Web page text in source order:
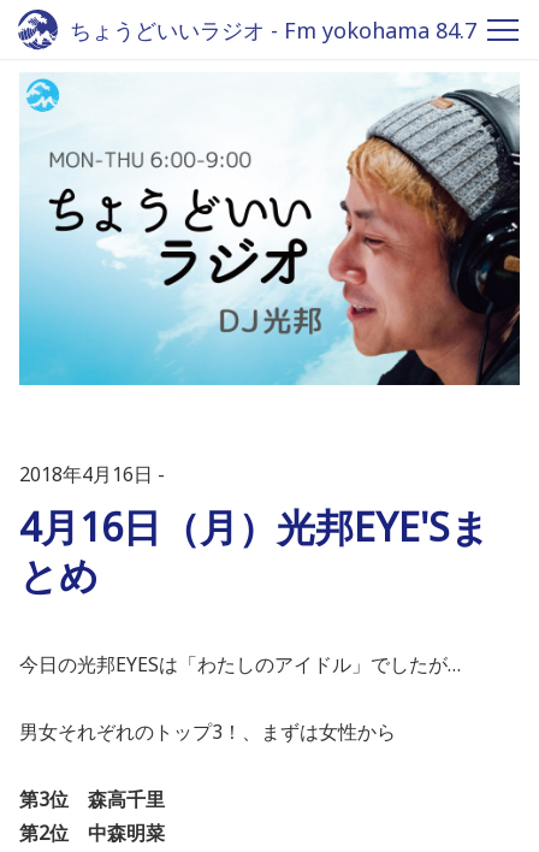
ちょうどいいラジオ - Fm yokohama 84.7
2018年4月16日
4月16日（月）光邦EYE'Sま
とめ
今日の光邦EYESは「わたしのアイドル」でしたが…
男女それぞれのトップ3！、まずは女性から
第3位 森高千里
第2位 中森明菜